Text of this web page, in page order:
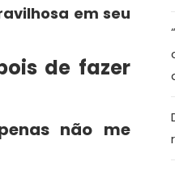
em seu
de fazer
não me